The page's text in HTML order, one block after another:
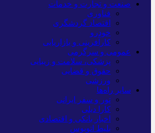
صنعت و تجارت و خدمات
فناوری
اقتصاد گردشگری
خودرو
کارآفرینی و بازاریابی
عمومی و سرگرمی
پزشکی، سلامت و زیبایی
حقوق و قضایی
ورزشی
سایر راه‌ها
تور و سفر ایرانی
کارا دیلی
اخبار بانکی و اقتصادی
بلیط اتوبوس